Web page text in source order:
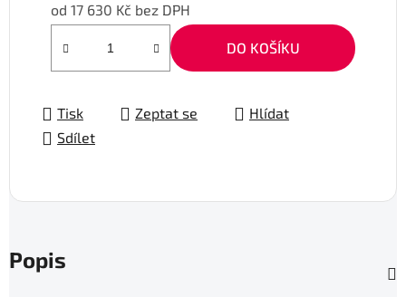
od 17 630 Kč bez DPH
DO KOŠÍKU
Tisk Zeptat se
Hlídat
Sdílet
Popis